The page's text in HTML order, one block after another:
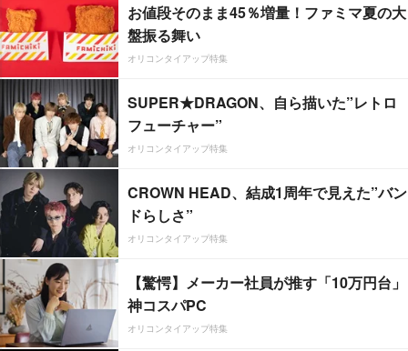
お値段そのまま45％増量！ファミマ夏の大
盤振る舞い
オリコンタイアップ特集
SUPER★DRAGON、自ら描いた”レトロ
フューチャー”
オリコンタイアップ特集
CROWN HEAD、結成1周年で見えた”バン
ドらしさ”
オリコンタイアップ特集
【驚愕】メーカー社員が推す「10万円台」
神コスパPC
オリコンタイアップ特集